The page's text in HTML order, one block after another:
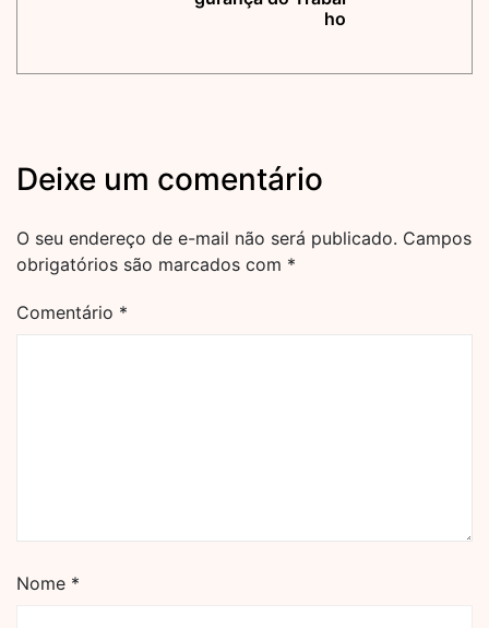
ho
Deixe um comentário
O seu endereço de e-mail não será publicado. Campos
obrigatórios são marcados com *
Comentário *
Nome *